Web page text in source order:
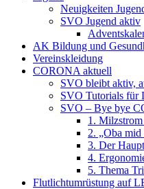
Neuigkeiten
SVO Jugend aktiv
AK Bildung und
Vereinskleidung
CORONA aktuell
SVO bleibt aktiv,
SVO Tutorials für
SVO – Bye bye
1. Milzstrom
2. „Oba
3. Der
4.
5. Thema
Flutlichtumrüstung auf